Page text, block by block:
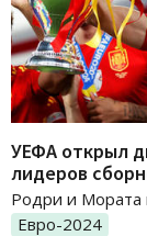
УЕФА открыл
лидеров
Родри и Мората
Евро-2024